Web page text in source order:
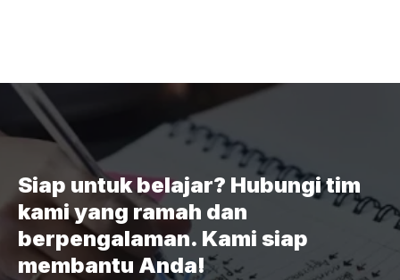
Siap untuk belajar? Hubungi tim
kami yang ramah dan
berpengalaman. Kami siap
membantu Anda!